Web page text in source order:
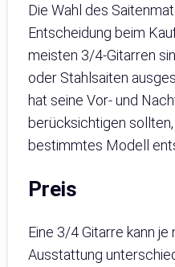
Die Wahl des
Entscheidung beim
meisten 3/4-Gitarren
oder Stahlsaiten
hat seine Vor- und
berücksichtigen
bestimmtes Modell
Preis
Eine 3/4 Gitarre kann
Ausstattung